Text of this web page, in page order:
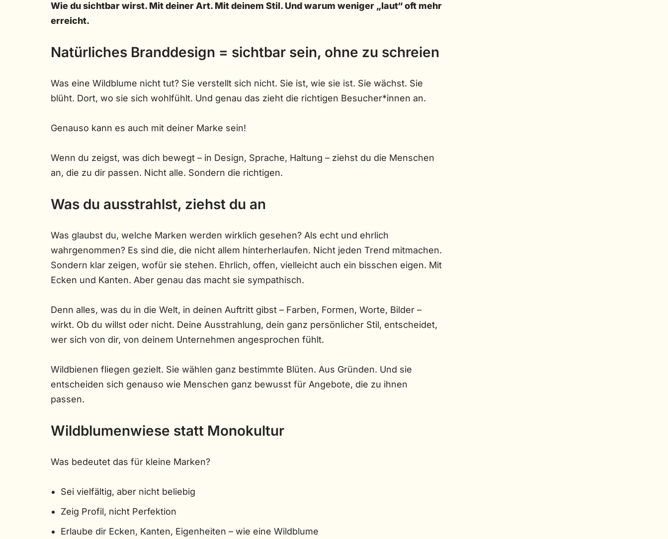
Wie du sichtbar wirst. Mit deiner Art. Mit deinem Stil. Und warum weniger „laut“ oft mehr
erreicht.
Natürliches Branddesign = sichtbar sein, ohne zu schreien
Was eine Wildblume nicht tut? Sie verstellt sich nicht. Sie ist, wie sie ist. Sie wächst. Sie
blüht. Dort, wo sie sich wohlfühlt. Und genau das zieht die richtigen Besucher*innen an.
Genauso kann es auch mit deiner Marke sein!
Wenn du zeigst, was dich bewegt – in Design, Sprache, Haltung – ziehst du die Menschen
an, die zu dir passen. Nicht alle. Sondern die richtigen.
Was du ausstrahlst, ziehst du an
Was glaubst du, welche Marken werden wirklich gesehen? Als echt und ehrlich
wahrgenommen? Es sind die, die nicht allem hinterherlaufen. Nicht jeden Trend mitmachen.
Sondern klar zeigen, wofür sie stehen. Ehrlich, offen, vielleicht auch ein bisschen eigen. Mit
Ecken und Kanten. Aber genau das macht sie sympathisch.
Denn alles, was du in die Welt, in deinen Auftritt gibst – Farben, Formen, Worte, Bilder –
wirkt. Ob du willst oder nicht. Deine Ausstrahlung, dein ganz persönlicher Stil, entscheidet,
wer sich von dir, von deinem Unternehmen angesprochen fühlt.
Wildbienen fliegen gezielt. Sie wählen ganz bestimmte Blüten. Aus Gründen. Und sie
entscheiden sich genauso wie Menschen ganz bewusst für Angebote, die zu ihnen
passen.
Wildblumenwiese statt Monokultur
Was bedeutet das für kleine Marken?
Sei vielfältig, aber nicht beliebig
Zeig Profil, nicht Perfektion
Erlaube dir Ecken, Kanten, Eigenheiten – wie eine Wildblume